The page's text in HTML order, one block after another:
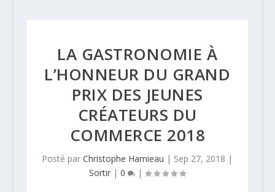
LA GASTRONOMIE À
L’HONNEUR DU GRAND
PRIX DES JEUNES
CRÉATEURS DU
COMMERCE 2018
Posté parChristophe Hamieau | Sep 27, 2018 |
Sortir |0 |